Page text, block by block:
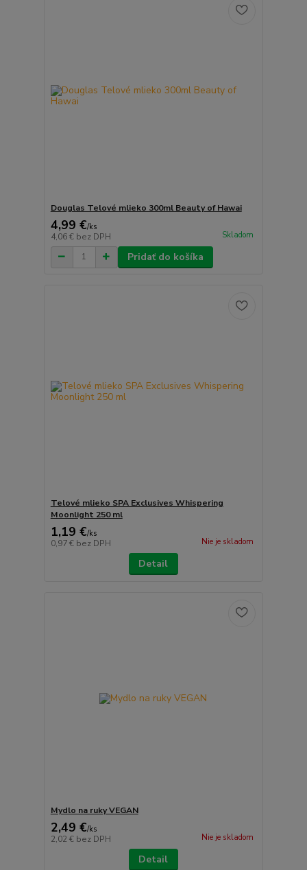
Douglas Telové mlieko 300ml Beauty of Hawai
4,99 €/ks
4,06 € bez DPH Skladom
Pridať do košíka
Telové mlieko SPA Exclusives Whispering
Moonlight 250 ml
1,19 €/ks
0,97 € bez DPH Nie je skladom
Detail
Mydlo na ruky VEGAN
2,49 €/ks
2,02 € bez DPH Nie je skladom
Detail